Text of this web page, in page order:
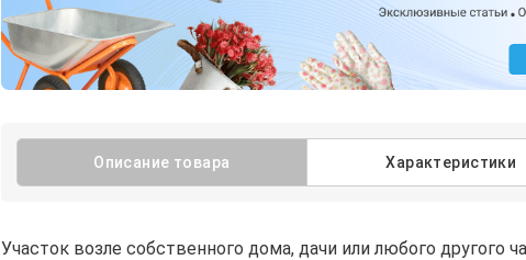
Описание товара Характеристики
Участок возле собственного дома, дачи или любого